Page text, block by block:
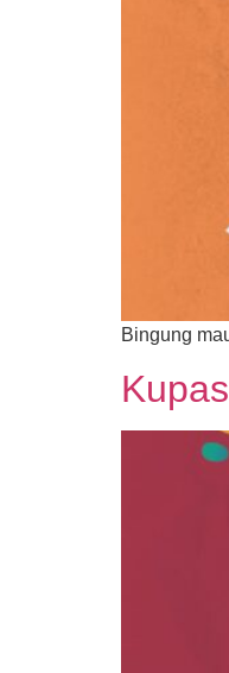
Bingung